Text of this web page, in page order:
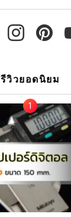
รีวิวยอดนิยม